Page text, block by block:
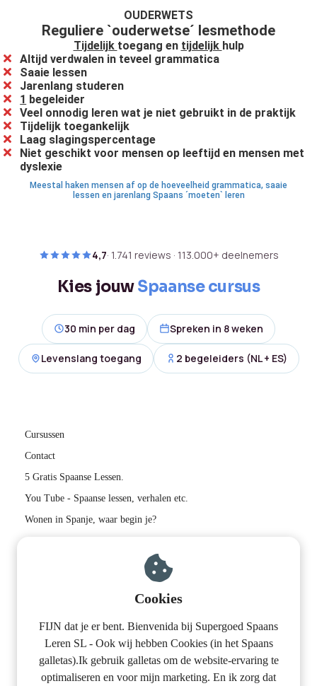
OUDERWETS
Reguliere `ouderwetse´ lesmethode
Tijdelijk toegang en tijdelijk hulp
Altijd verdwalen in teveel grammatica
Saaie lessen
Jarenlang studeren
1 begeleider
Veel onnodig leren wat je niet gebruikt in de praktijk
Tijdelijk toegankelijk
Laag slagingspercentage
Niet geschikt voor mensen op leeftijd en mensen met
dyslexie
Meestal haken mensen af op de hoeveelheid grammatica, saaie
lessen en jarenlang Spaans ´moeten` leren
4,7· 1.741 reviews · 113.000+ deelnemers
Kies jouwSpaanse cursus
30 min per dag Spreken in 8 weken
Levenslang toegang 2 begeleiders (NL + ES)
Cursussen
Contact
5 Gratis Spaanse Lessen.
You Tube - Spaanse lessen, verhalen etc.
Wonen in Spanje, waar begin je?
Supergoed Spaans Leren S.L.
+34608615697
info@supergoedspaansleren.nl
BTW-nummer: ESB01945898
Cookies
FIJN dat je er bent. Bienvenida bij Supergoed Spaans
Leren SL - Ook wij hebben Cookies (in het Spaans
galletas).Ik gebruik galletas om de website-ervaring te
optimaliseren en voor mijn marketing. En ik zorg dat